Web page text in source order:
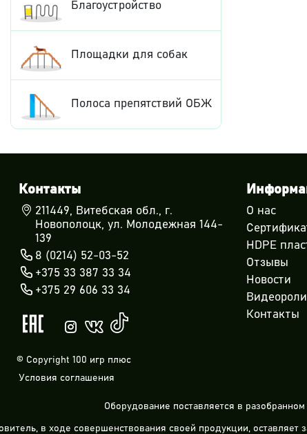
Благоустройство
Площадки для собак
Полоса препятствий ОБЖ
Контакты
211449, Витебская обл., г.
Новополоцк, ул. Молодежная 144-
139
8 (0214) 52-03-52
+375 33 387 33 34
+375 29 606 33 34
© Copyright 100 игр плюс
Условия соглашения
О нас
HDPE
Отзывы
Новости
Контакты
Оборудование поставляется в
в ходе совершенствования своей продукции,